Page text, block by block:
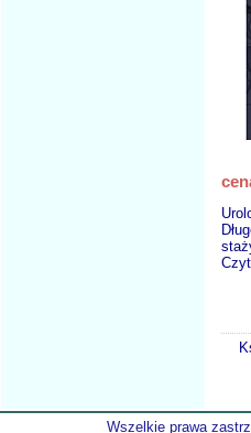
Wszelkie prawa